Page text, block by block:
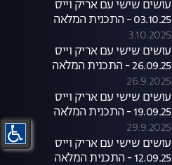
עושים שישי עם אריק וייס
03.10.25 - התכנית המלאה
3.10.2025
עושים שישי עם אריק וייס
26.09.25 - התכנית המלאה
26.9.2025
עושים שישי עם אריק וייס
19.09.25 - התכנית המלאה
29.9.2025
עושים שישי עם אריק וייס
12.09.25 - התכנית המלאה